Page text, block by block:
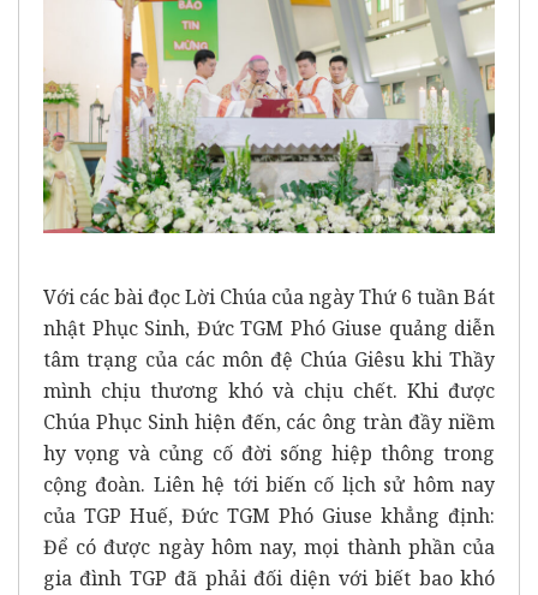
Với các bài đọc Lời Chúa của ngày Thứ 6 tuần Bát
nhật Phục Sinh, Đức TGM Phó Giuse quảng diễn
tâm trạng của các môn đệ Chúa Giêsu khi Thầy
mình chịu thương khó và chịu chết. Khi được
Chúa Phục Sinh hiện đến, các ông tràn đầy niềm
hy vọng và củng cố đời sống hiệp thông trong
cộng đoàn. Liên hệ tới biến cố lịch sử hôm nay
của TGP Huế, Đức TGM Phó Giuse khẳng định:
Để có được ngày hôm nay, mọi thành phần của
gia đình TGP đã phải đối diện với biết bao khó